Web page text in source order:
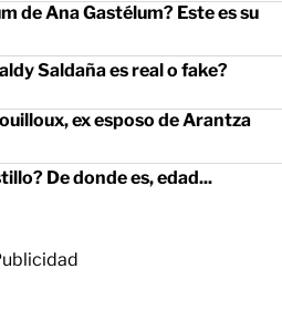
de Ana Gastélum? Este es su
Saldaña es real o fake?
ex esposo de Arantza
De donde es, edad...